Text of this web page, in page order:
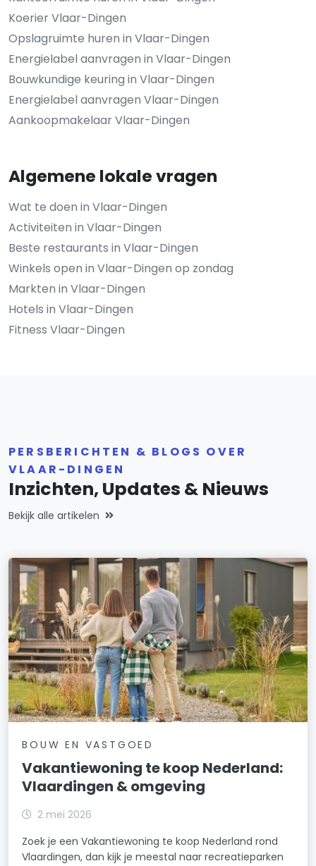
Koerier Vlaar-Dingen
Opslagruimte huren in Vlaar-Dingen
Energielabel aanvragen in Vlaar-Dingen
Bouwkundige keuring in Vlaar-Dingen
Energielabel aanvragen Vlaar-Dingen
Aankoopmakelaar Vlaar-Dingen
Algemene lokale vragen
Wat te doen in Vlaar-Dingen
Activiteiten in Vlaar-Dingen
Beste restaurants in Vlaar-Dingen
Winkels open in Vlaar-Dingen op zondag
Markten in Vlaar-Dingen
Hotels in Vlaar-Dingen
Fitness Vlaar-Dingen
PERSBERICHTEN & BLOGS OVER
VLAAR-DINGEN
Inzichten, Updates & Nieuws
Bekijk alle artikelen
BOUW EN VASTGOED
Vakantiewoning te koop Nederland:
Vlaardingen & omgeving
2 mei 2026
Zoek je een Vakantiewoning te koop Nederland rond
Vlaardingen, dan kijk je meestal naar recreatieparken